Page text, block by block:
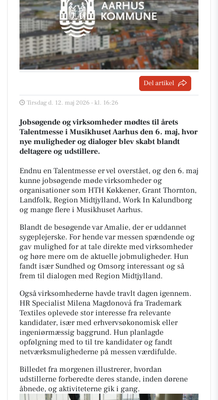
Del artikel
Tirsdag d. 12. maj 2026 - kl. 16:26
Jobsøgende og virksomheder mødtes til årets
Talentmesse i Musikhuset Aarhus den 6. maj, hvor
nye muligheder og dialoger blev skabt blandt
deltagere og udstillere.
Endnu en Talentmesse er vel overstået, og den 6. maj
kunne jobsøgende møde virksomheder og
organisationer som HTH Køkkener, Grant Thornton,
Landfolk, Region Midtjylland, Work In Kalundborg
og mange flere i Musikhuset Aarhus.
Blandt de besøgende var Amalie, der er uddannet
sygeplejerske. For hende var messen spændende og
gav mulighed for at tale direkte med virksomheder
og høre mere om de aktuelle jobmuligheder. Hun
fandt især Sundhed og Omsorg interessant og så
frem til dialogen med Region Midtjylland.
Også virksomhederne havde travlt dagen igennem.
HR Specialist Milena Magdonová fra Trademark
Textiles oplevede stor interesse fra relevante
kandidater, især med erhvervsøkonomisk eller
ingeniørmæssig baggrund. Hun planlagde
opfølgning med to til tre kandidater og fandt
netværksmulighederne på messen værdifulde.
Billedet fra morgenen illustrerer, hvordan
udstillerne forberedte deres stande, inden dørene
åbnede, og aktiviteterne gik i gang.